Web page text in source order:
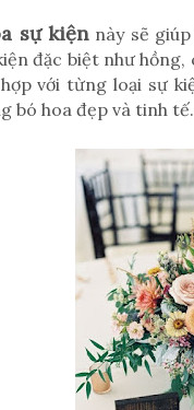
sự kiệnnày sẽ giúp
đặc biệt như hồng,
với từng loại sự
bó hoa đẹp và tinh tế.